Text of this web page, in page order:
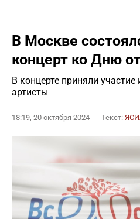
В Москве
концерт ко Дню
В концерте приняли участие
артисты
18:19, 20 октября 2024 Текст: